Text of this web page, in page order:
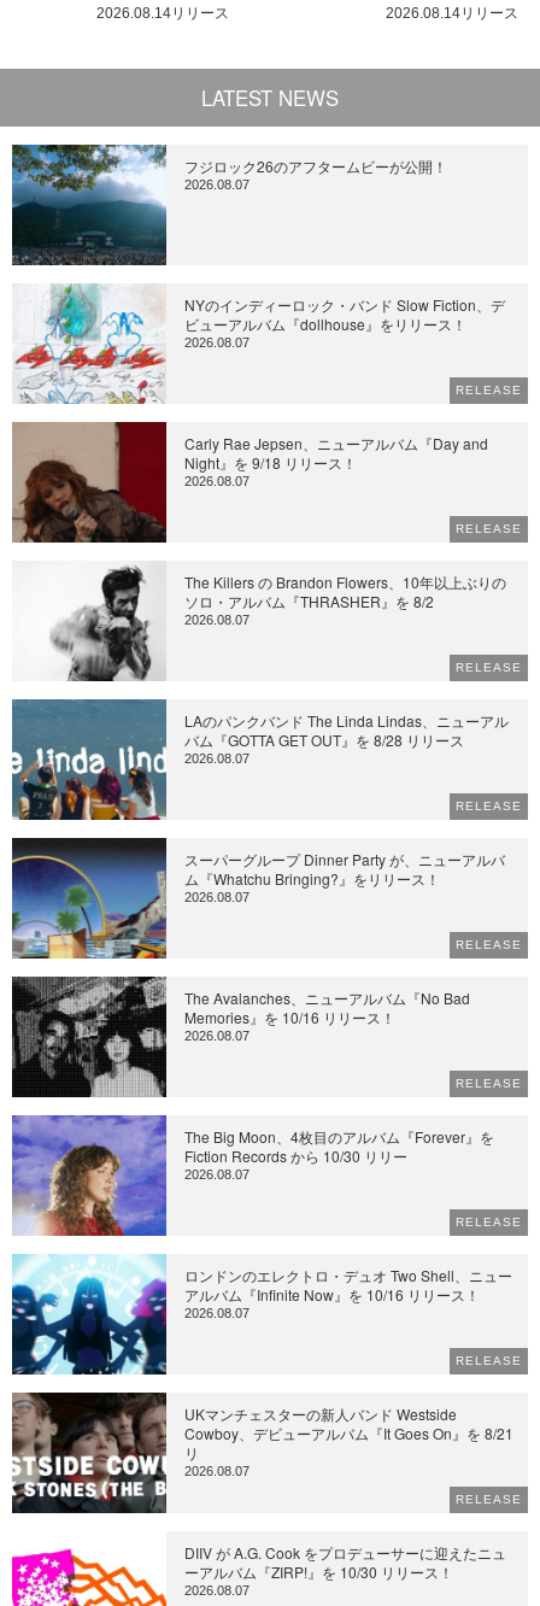
2026.08.14リリース 2026.08.14リリース
LATEST NEWS
フジロック26のアフタームビーが公開！
2026.08.07
NYのインディーロック・バンド Slow Fiction、デ
ビューアルバム『dollhouse』をリリース！
2026.08.07
RELEASE
Carly Rae Jepsen、ニューアルバム『Day and
Night』を 9/18 リリース！
2026.08.07
RELEASE
The Killers の Brandon Flowers、10年以上ぶりの
ソロ・アルバム『THRASHER』を 8/2
2026.08.07
RELEASE
LAのパンクバンド The Linda Lindas、ニューアル
バム『GOTTA GET OUT』を 8/28 リリース
2026.08.07
RELEASE
スーパーグループ Dinner Party が、ニューアルバ
ム『Whatchu Bringing?』をリリース！
2026.08.07
RELEASE
The Avalanches、ニューアルバム『No Bad
Memories』を 10/16 リリース！
2026.08.07
RELEASE
The Big Moon、4枚目のアルバム『Forever』を
Fiction Records から 10/30 リリー
2026.08.07
RELEASE
ロンドンのエレクトロ・デュオ Two Shell、ニュー
アルバム『Infinite Now』を 10/16 リリース！
2026.08.07
RELEASE
UKマンチェスターの新人バンド Westside
Cowboy、デビューアルバム『It Goes On』を 8/21
リ
2026.08.07
RELEASE
DIIV が A.G. Cook をプロデューサーに迎えたニュ
ーアルバム『ZIRP!』を 10/30 リリース！
2026.08.07